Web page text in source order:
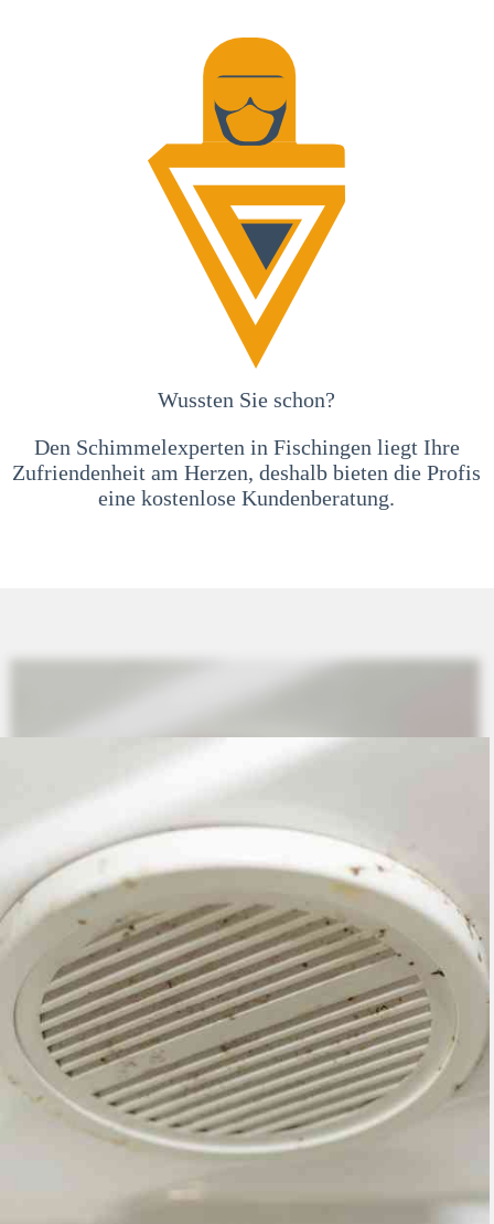
Wussten Sie schon?
Den Schimmelexperten in Fischingen liegt Ihre
Zufriendenheit am Herzen, deshalb bieten die Profis
eine kostenlose Kundenberatung.